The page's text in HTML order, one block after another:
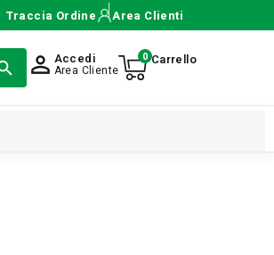
Traccia Ordine Area Clienti
person_outline Accedi
Area Cliente
0